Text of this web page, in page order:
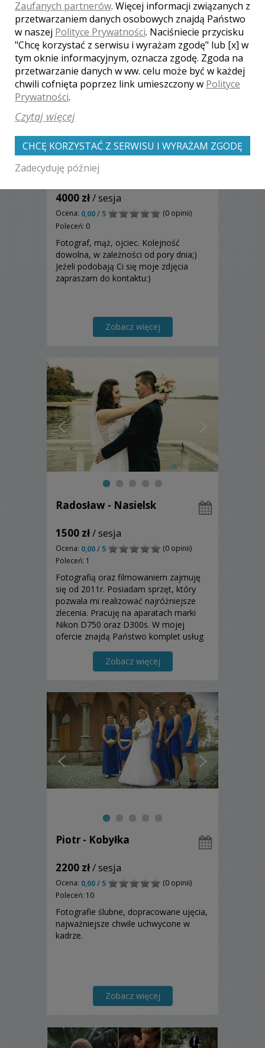
Tomasz - Legionowo
4000 zł/ sesja
Ocena: 0,00 / 5
(0 opinii)
Poleceń: 0
Fotograf, mąż, ojciec. Kolejność
dowolna, w zależności od pory dnia;)
Jeżeli podobają Ci się moje zdjęcia
zapraszam do kontaktu:)
Zobacz więcej
Radosław - Nasielsk
1500 zł/ sesja
Ocena: 0,00 / 5
(0 opinii)
Poleceń: 1
Fotografią oraz filmowaniem zajmuję
się od 2011r. Posiadam sprzęt, który
pozwala mi realizować najróżniejsze
zlecenia. Pracuję na aparatach marki
Nikon D750 oraz D300s. W mojej
ofercie znajdą Państwo komplet usług
zakresie Foto-Video.Zobacz więcej
Piotr - Kobyłka
2200 zł/ sesja
Ocena: 0,00 / 5
(0 opinii)
Poleceń: 10
Fotografie ślubne, dopracowane ujęcia,
najważniejsze chwile uchwycone w
kadrze.
Zobacz więcej
Zaufanych partnerów. Więcej informacji związanych z
przetwarzaniem danych osobowych znajdą Państwo
w naszej Polityce Prywatności. Naciśniecie przycisku
"Chcę korzystać z serwisu i wyrażam zgodę" lub [x] w
tym oknie informacyjnym, oznacza zgodę. Zgoda na
przetwarzanie danych w ww. celu może być w każdej
chwili cofnięta poprzez link umieszczony w Polityce
Prywatności.
Czytaj więcej
CHCĘ KORZYSTAĆ Z SERWISU I WYRAŻAM ZGODĘ
Zadecyduję później